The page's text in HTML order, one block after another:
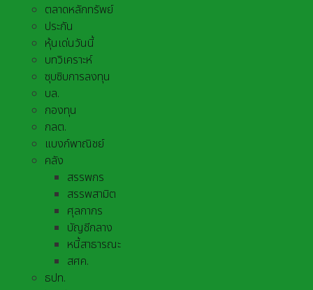
ตลาดหลักทรัพย์
ประกัน
หุ้นเด่นวันนี้
บทวิเคราะห์
ซุบซิบการลงทุน
บล.
กองทุน
กลต.
แบงก์พาณิชย์
คลัง
สรรพกร
สรรพสามิต
ศุลกากร
บัญชีกลาง
หนี้สาธารณะ
สศค.
ธปท.